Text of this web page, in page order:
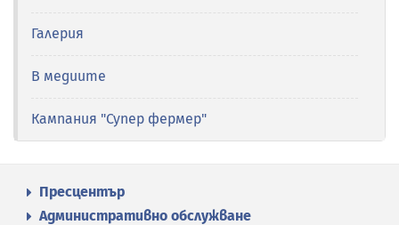
Галерия
В медиите
Кампания "Супер фермер"
Пресцентър
Административно обслужване